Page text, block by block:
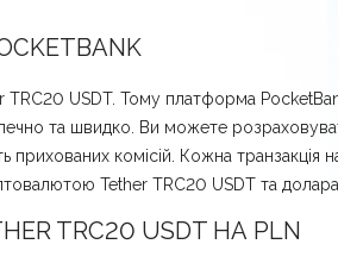
TRC20 USDT. Тому платформа
та швидко. Ви можете
прихованих комісій. Кожна
Tether TRC20 USDT та
TRC20 USDT НА PLN